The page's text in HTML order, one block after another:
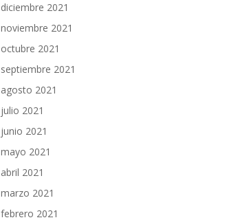
diciembre 2021
noviembre 2021
octubre 2021
septiembre 2021
agosto 2021
julio 2021
junio 2021
mayo 2021
abril 2021
marzo 2021
febrero 2021